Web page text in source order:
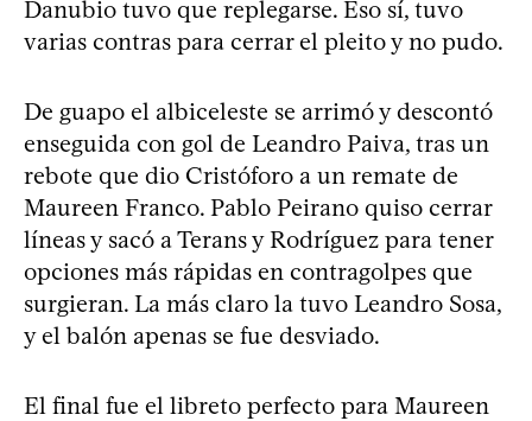
Danubio tuvo que replegarse. Eso sí, tuvo
varias contras para cerrar el pleito y no pudo.
De guapo el albiceleste se arrimó y descontó
enseguida con gol de Leandro Paiva, tras un
rebote que dio Cristóforo a un remate de
Maureen Franco. Pablo Peirano quiso cerrar
líneas y sacó a Terans y Rodríguez para tener
opciones más rápidas en contragolpes que
surgieran. La más claro la tuvo Leandro Sosa,
y el balón apenas se fue desviado.
El final fue el libreto perfecto para Maureen